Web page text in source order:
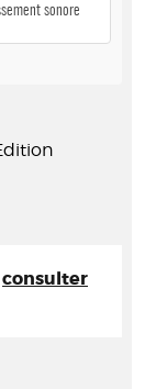
sonore
consulter